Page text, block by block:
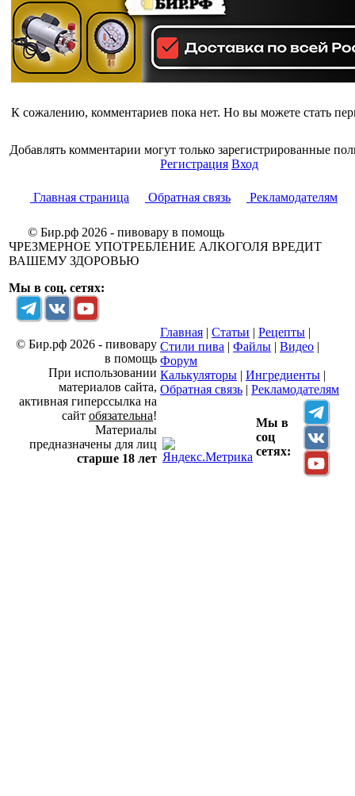
К сожалению, комментариев пока нет. Но вы можете стать
Добавлять комментарии могут только зарегистрированные
Регистрация Вход
Главная страница Обратная связь Рекламодателям
© Бир.рф 2026 - пивовару в помощь
ЧРЕЗМЕРНОЕ УПОТРЕБЛЕНИЕ АЛКОГОЛЯ ВРЕДИТ
ВАШЕМУ ЗДОРОВЬЮ
Мы в соц. сетях:
© Бир.рф 2026 - пивовару
в помощь
При использовании
материалов сайта,
активная гиперссылка на
сайт обязательна!
Материалы
предназначены для лиц
старше 18 лет
Главная | Статьи | Рецепты |
Стили пива | Файлы | Видео |
Форум
Калькуляторы | Ингредиенты |
Обратная связь | Рекламодателям
Мы в
соц
сетях: